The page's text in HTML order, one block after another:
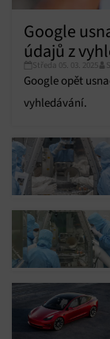
Google
údajů z
Středa 05. 03. 2025
Google opět
vyhledávání.